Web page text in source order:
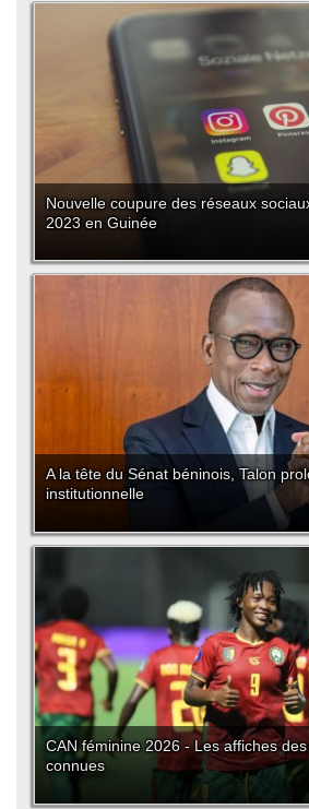
Nouvelle coupure des réseaux
2023 en Guinée
A la tête du Sénat béninois, Talon
institutionnelle
CAN féminine 2026 - Les affiches
connues